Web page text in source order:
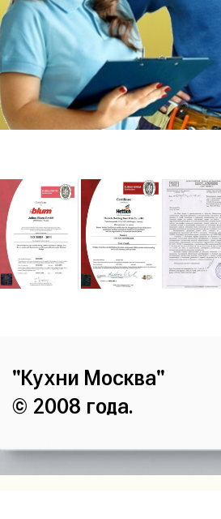
"Кухни Москва"
© 2008 года.